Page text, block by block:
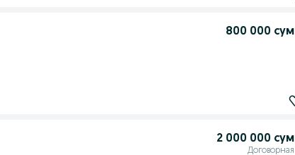
800 000 сум
2 000 000 сум
Договорная